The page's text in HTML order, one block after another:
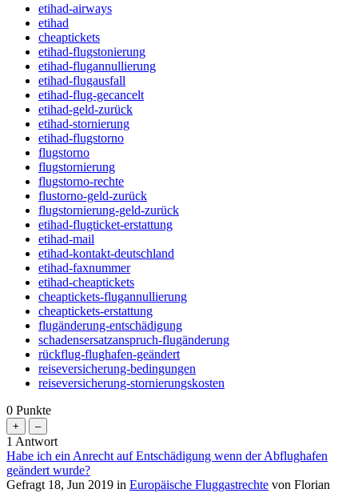
etihad-airways
etihad
cheaptickets
etihad-flugstonierung
etihad-flugannullierung
etihad-flugausfall
etihad-flug-gecancelt
etihad-geld-zurück
etihad-stornierung
etihad-flugstorno
flugstorno
flugstornierung
flugstorno-rechte
flustorno-geld-zurück
flugstornierung-geld-zurück
etihad-flugticket-erstattung
etihad-mail
etihad-kontakt-deutschland
etihad-faxnummer
etihad-cheaptickets
cheaptickets-flugannullierung
cheaptickets-erstattung
flugänderung-entschädigung
schadensersatzanspruch-flugänderung
rückflug-flughafen-geändert
reiseversicherung-bedingungen
reiseversicherung-stornierungskosten
0 Punkte
1 Antwort
Habe ich ein Anrecht auf Entschädigung wenn der Abflughafen
geändert wurde?
Gefragt 18, Jun 2019 in Europäische Fluggastrechte von Florian